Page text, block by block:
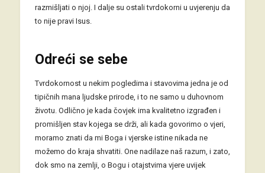
razmišljati o njoj. I dalje su ostali tvrdokorni u uvjerenju da
to nije pravi Isus.
Odreći se sebe
Tvrdokornost u nekim pogledima i stavovima jedna je od
tipičnih mana ljudske prirode, i to ne samo u duhovnom
životu. Odlično je kada čovjek ima kvalitetno izgrađen i
promišljen stav kojega se drži, ali kada govorimo o vjeri,
moramo znati da mi Boga i vjerske istine nikada ne
možemo do kraja shvatiti. One nadilaze naš razum, i zato,
dok smo na zemlji, o Bogu i otajstvima vjere uvijek